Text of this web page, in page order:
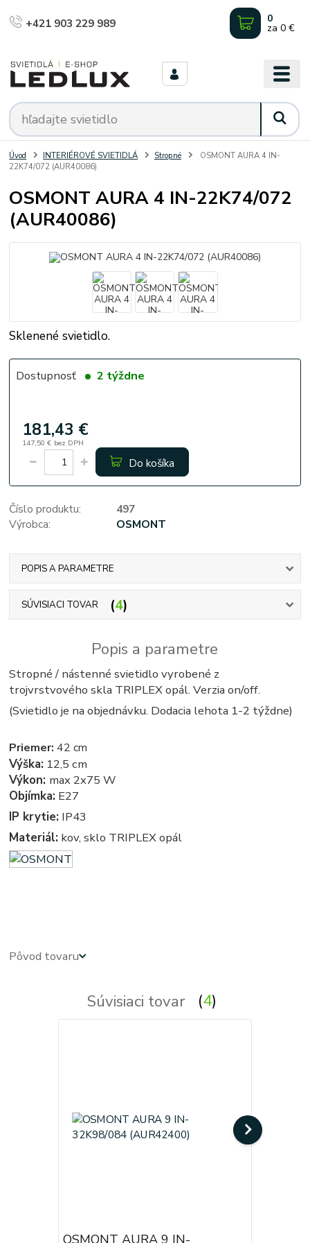
+421 903 229 989 0
za 0 €
Úvod INTERIÉROVÉ SVIETIDLÁ Stropné
OSMONT AURA 4 IN-
22K74/072 (AUR40086)
OSMONT AURA 4 IN-22K74/072
(AUR40086)
Sklenené svietidlo.
Dostupnosť 2 týždne
181,43 €
147,50 € bez DPH
Do košíka
Číslo produktu:
497
Výrobca:
OSMONT
POPIS A PARAMETRE
SÚVISIACI TOVAR 4
Popis a parametre
Stropné / nástenné svietidlo vyrobené z
trojvrstvového skla TRIPLEX opál. Verzia on/off.
(Svietidlo je na objednávku. Dodacia lehota 1-2 týždne)
Priemer: 42 cm
Výška: 12,5 cm
Výkon: max 2x75 W
Objímka: E27
IP krytie: IP43
Materiál: kov, sklo TRIPLEX opál
Pôvod tovaru
Súvisiaci tovar 4
OSMONT AURA 9 IN-